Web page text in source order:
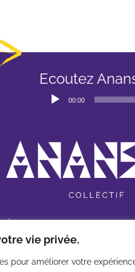
vie privée.
pour améliorer votre
Ecoutez
Lecteur00:00
Qui sommes-nous ?